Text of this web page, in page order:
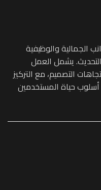
الجمالية والوظيفية
يشمل العمل
التصميم، مع التركيز
حياة المستخدمين